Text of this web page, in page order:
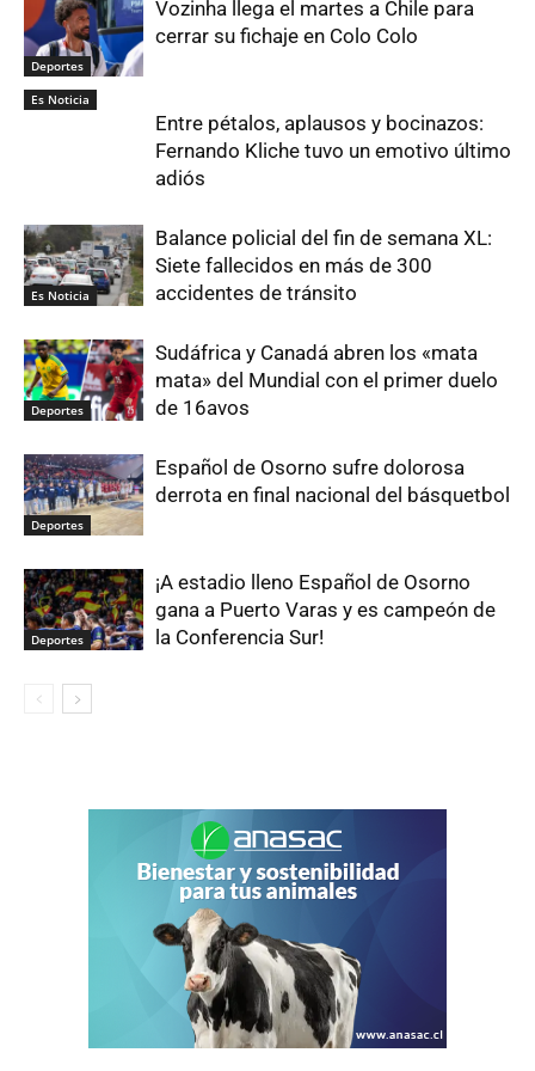
Deportes
Vozinha llega el martes a Chile para
cerrar su fichaje en Colo Colo
Es Noticia
Entre pétalos, aplausos y bocinazos:
Fernando Kliche tuvo un emotivo último
adiós
Es Noticia
Balance policial del fin de semana XL:
Siete fallecidos en más de 300
accidentes de tránsito
Deportes
Sudáfrica y Canadá abren los «mata
mata» del Mundial con el primer duelo
de 16avos
Deportes
Español de Osorno sufre dolorosa
derrota en final nacional del básquetbol
Deportes
¡A estadio lleno Español de Osorno
gana a Puerto Varas y es campeón de
la Conferencia Sur!